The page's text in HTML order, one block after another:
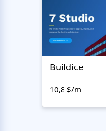
Buildice
10,8 $/m